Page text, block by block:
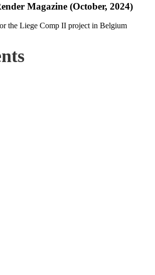
Magazine (October, 2024)
the Liege Comp II project in Belgium